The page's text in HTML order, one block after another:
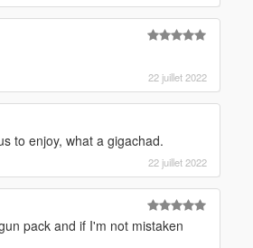
22 juillet 2022
to enjoy, what a gigachad.
22 juillet 2022
pack and if I'm not mistaken